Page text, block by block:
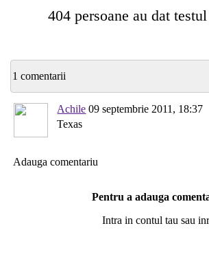
404 persoane au dat
1 comentarii
Achile 09 septembrie 2011, 18:37
Texas
Adauga comentariu
Pentru a adauga
Intra in contul tau sau